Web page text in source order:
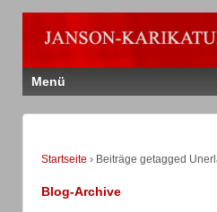
Menü
Startseite › Beiträge getagged
Blog-Archive